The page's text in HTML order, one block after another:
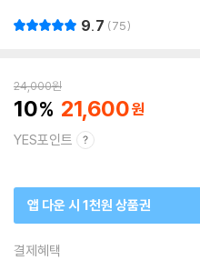
9.7 75
24,000원
10 21,600
YES포인트
앱 다운 시 1천원 상품권
결제혜택